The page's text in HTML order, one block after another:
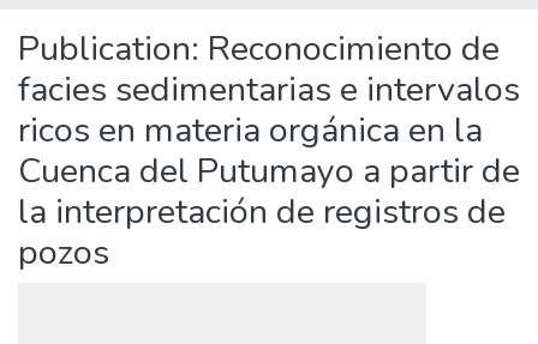
Publication: Reconocimiento de
facies sedimentarias e intervalos
ricos en materia orgánica en la
Cuenca del Putumayo a partir de
la interpretación de registros de
pozos